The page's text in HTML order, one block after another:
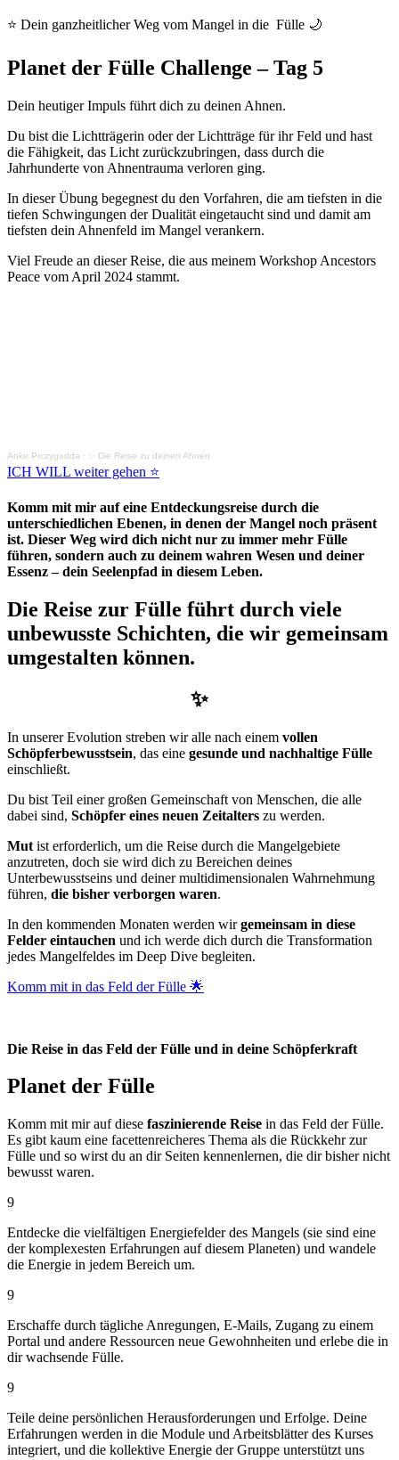
⭐ Dein ganzheitlicher Weg vom Mangel in die Fülle 🌙
Planet der Fülle Challenge – Tag 5
Dein heutiger Impuls führt dich zu deinen Ahnen.
Du bist die Lichtträgerin oder der Lichtträge für ihr Feld und hast
die Fähigkeit, das Licht zurückzubringen, dass durch die
Jahrhunderte von Ahnentrauma verloren ging.
In dieser Übung begegnest du den Vorfahren, die am tiefsten in die
tiefen Schwingungen der Dualität eingetaucht sind und damit am
tiefsten dein Ahnenfeld im Mangel verankern.
Viel Freude an dieser Reise, die aus meinem Workshop Ancestors
Peace vom April 2024 stammt.
Anke Prczygodda · ✨ Die Reise zu deinen Ahnen
ICH WILL weiter gehen ⭐
Komm mit mir auf eine Entdeckungsreise durch die
unterschiedlichen Ebenen, in denen der Mangel noch präsent
ist. Dieser Weg wird dich nicht nur zu immer mehr Fülle
führen, sondern auch zu deinem wahren Wesen und deiner
Essenz – dein Seelenpfad in diesem Leben.
Die Reise zur Fülle führt durch viele
unbewusste Schichten, die wir gemeinsam
umgestalten können.
✨
In unserer Evolution streben wir alle nach einem vollen
Schöpferbewusstsein, das eine gesunde und nachhaltige Fülle
einschließt.
Du bist Teil einer großen Gemeinschaft von Menschen, die alle
dabei sind, Schöpfer eines neuen Zeitalters zu werden.
Mut ist erforderlich, um die Reise durch die Mangelgebiete
anzutreten, doch sie wird dich zu Bereichen deines
Unterbewusstseins und deiner multidimensionalen Wahrnehmung
führen, die bisher verborgen waren.
In den kommenden Monaten werden wirgemeinsam in diese
Felder eintauchen und ich werde dich durch die Transformation
jedes Mangelfeldes im Deep Dive begleiten.
Komm mit in das Feld der Fülle 🌟
Die Reise in das Feld der Fülle und in deine Schöpferkraft
Planet der Fülle
Komm mit mir auf diese faszinierende Reise in das Feld der Fülle.
Es gibt kaum eine facettenreicheres Thema als die Rückkehr zur
Fülle und so wirst du an dir Seiten kennenlernen, die dir bisher nicht
bewusst waren.
9
Entdecke die vielfältigen Energiefelder des Mangels (sie sind eine
der komplexesten Erfahrungen auf diesem Planeten) und wandele
die Energie in jedem Bereich um.
9
Erschaffe durch tägliche Anregungen, E-Mails, Zugang zu einem
Portal und andere Ressourcen neue Gewohnheiten und erlebe die in
dir wachsende Fülle.
9
Teile deine persönlichen Herausforderungen und Erfolge. Deine
Erfahrungen werden in die Module und Arbeitsblätter des Kurses
integriert, und die kollektive Energie der Gruppe unterstützt uns